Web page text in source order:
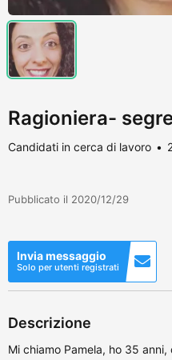
Ragioniera-
Candidati in cerca di lavoro
Pubblicato il 2020/12/29
Invia messaggio
Solo per utenti registrati
Descrizione
Mi chiamo Pamela, ho 35